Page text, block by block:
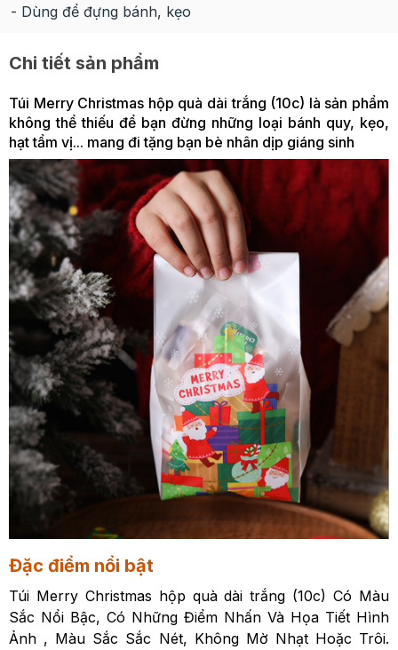
- Dùng để đựng bánh, kẹo
Chi tiết sản phẩm
Túi Merry Christmas hộp quà dài trắng (10c) là sản phẩm
không thể thiếu để bạn đừng những loại bánh quy, kẹo,
hạt tẩm vị... mang đi tặng bạn bè nhân dịp giáng sinh
Đặc điểm nổi bật
Túi Merry Christmas hộp quà dài trắng (10c) Có Màu
Sắc Nổi Bậc, Có Những Điểm Nhấn Và Họa Tiết Hình
Ảnh , Màu Sắc Sắc Nét, Không Mờ Nhạt Hoặc Trôi.